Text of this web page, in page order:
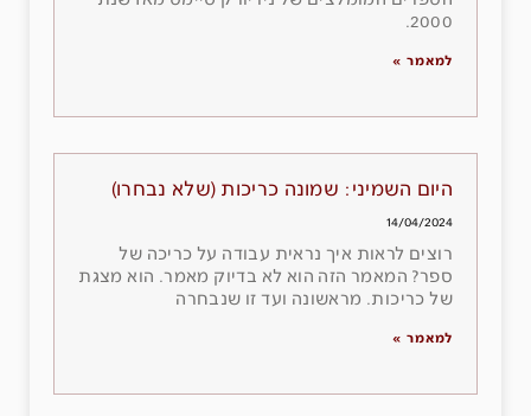
2000.
למאמר »
היום השמיני: שמונה כריכות (שלא נבחרו)
14/04/2024
רוצים לראות איך נראית עבודה על כריכה של
ספר? המאמר הזה הוא לא בדיוק מאמר. הוא מצגת
של כריכות. מראשונה ועד זו שנבחרה
למאמר »